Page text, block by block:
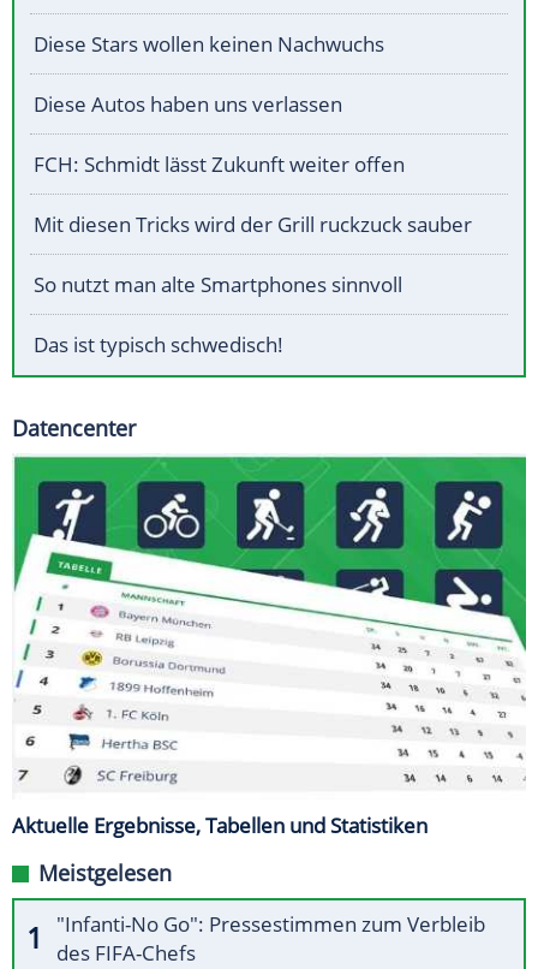
Diese Stars wollen keinen Nachwuchs
Diese Autos haben uns verlassen
FCH: Schmidt lässt Zukunft weiter offen
Mit diesen Tricks wird der Grill ruckzuck sauber
So nutzt man alte Smartphones sinnvoll
Das ist typisch schwedisch!
Datencenter
Aktuelle Ergebnisse, Tabellen und Statistiken
Meistgelesen
"Infanti-No Go": Pressestimmen zum Verbleib
des FIFA-Chefs